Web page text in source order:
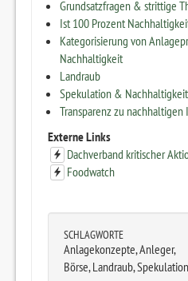
Grundsatzfragen & strittige
Ist 100 Prozent
Kategorisierung von
Nachhaltigkeit
Landraub
Spekulation & Nachhaltigkeit
Transparenz zu
Externe Links
Dachverband kritischer
Foodwatch
SCHLAGWORTE
Anlagekonzepte, Anleger,
Börse, Landraub, Spekulation